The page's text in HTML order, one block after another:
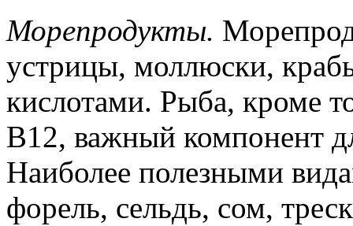
Морепродукты.
устрицы, моллюски,
кислотами. Рыба, кроме
В12, важный компонент
Наиболее полезными
форель, сельдь, сом,